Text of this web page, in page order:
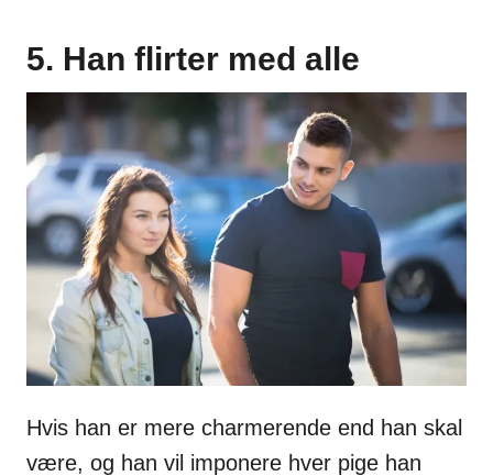
5. Han flirter med alle
Hvis han er mere charmerende end han skal
være, og han vil imponere hver pige han